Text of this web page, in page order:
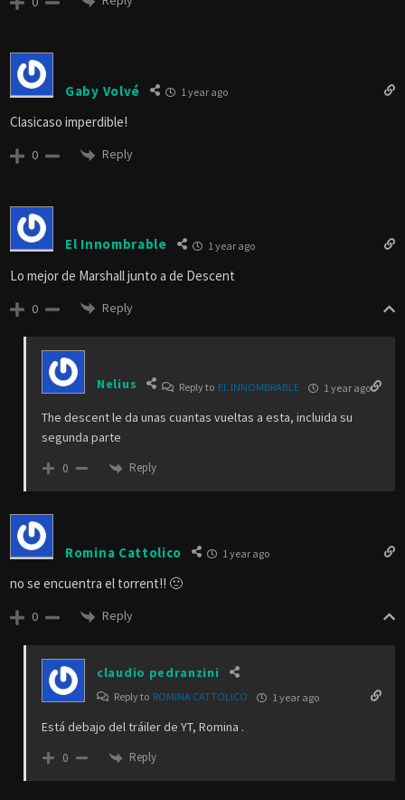
Gaby Volvé 1 year ago
Clasicaso imperdible!
0 Reply
El Innombrable 1 year ago
Lo mejor de Marshall junto a de Descent
0 Reply
Nelius Reply to EL INNOMBRABLE 1 year ago
The descent le da unas cuantas vueltas a esta, incluida su
segunda parte
0 Reply
Romina Cattolico 1 year ago
no se encuentra el torrent!! 🙁
0 Reply
claudio pedranzini
Reply to ROMINA CATTOLICO 1 year ago
Está debajo del tráiler de YT, Romina .
0 Reply